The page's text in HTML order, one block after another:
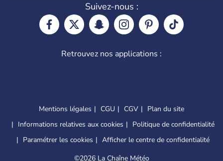
Suivez-nous :
Retrouvez nos applications :
Mentions légales CGU CGV
Plan du site
Informations relatives aux cookies
Politique de confidentialité
Paramétrer les cookies
Afficher le centre de confidentialité
©2026 La Chaîne Météo